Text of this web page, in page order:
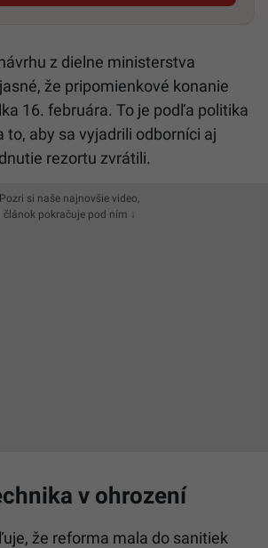
z dielne ministerstva
že pripomienkové konanie
16. februára. To je podľa politika
to, aby sa vyjadrili odborníci aj
rezortu zvrátili.
Pozri si naše najnovšie video,
článok pokračuje pod ním ↓
v ohrození
že reforma mala do sanitiek